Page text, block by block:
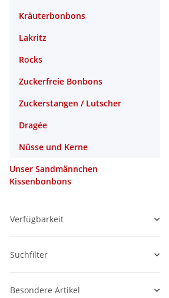
Kräuterbonbons
Lakritz
Rocks
Zuckerfreie Bonbons
Zuckerstangen / Lutscher
Dragée
Nüsse und Kerne
Unser Sandmännchen
Kissenbonbons
Verfügbarkeit
Suchfilter
Besondere Artikel